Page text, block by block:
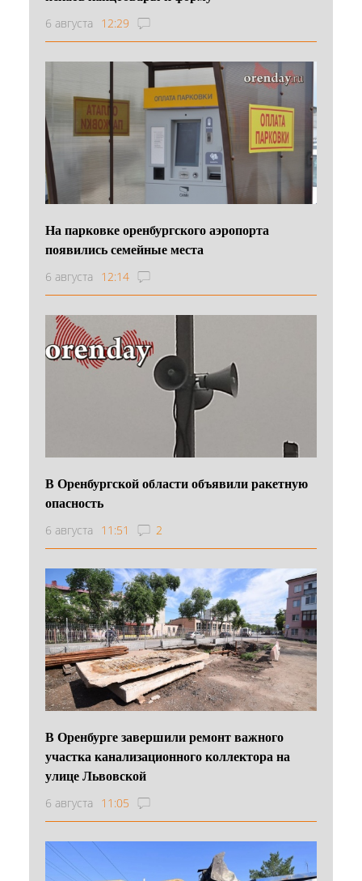
6 августа 12:29
На парковке оренбургского аэропорта
появились семейные места
6 августа 12:14
В Оренбургской области объявили ракетную
опасность
6 августа 11:51 2
В Оренбурге завершили ремонт важного
участка канализационного коллектора на
улице Львовской
6 августа 11:05